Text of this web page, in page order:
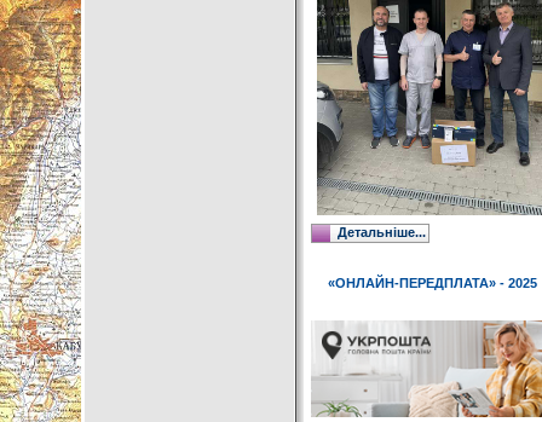
Детальніше...
«ОНЛАЙН-ПЕРЕДПЛАТА» - 2025